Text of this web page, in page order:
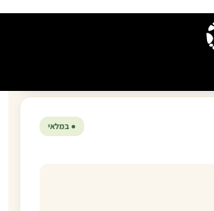
● במלאי